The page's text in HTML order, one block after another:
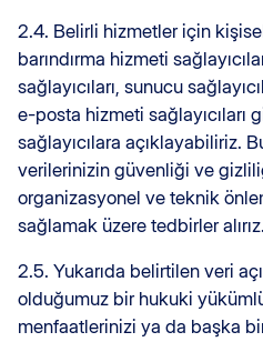
2.4. Belirli hizmetler için
barındırma hizmeti
sağlayıcıları, sunucu
e-posta hizmeti sağlayıcıları
sağlayıcılara açıklayabiliriz.
verilerinizin güvenliği ve
organizasyonel ve teknik
sağlamak üzere tedbirler alırız.
2.5. Yukarıda belirtilen veri
olduğumuz bir hukuki
menfaatlerinizi ya da başka